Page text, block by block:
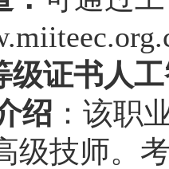
级证书人
绍 ：该职
级技师。